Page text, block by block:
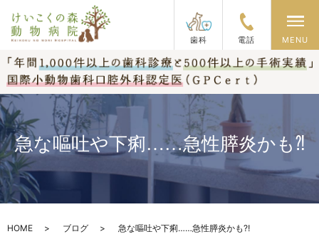
歯科 電話
メ
MENU
急な嘔吐や下痢……急性膵炎かも⁈
HOME ブログ 急な嘔吐や下痢……急性膵炎かも⁈